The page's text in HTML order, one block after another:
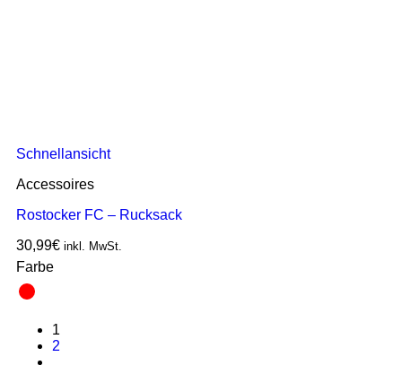
Schnellansicht
Accessoires
Rostocker FC – Rucksack
30,99€ inkl. MwSt.
Farbe
1
2